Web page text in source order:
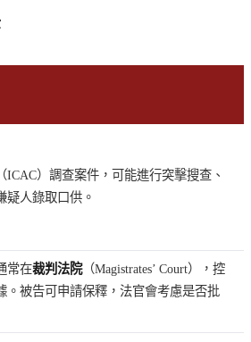
ICAC）調查案件，可能進行突擊搜查、
疑人錄取口供。
常在裁判法院（Magistrates’ Court），控
。被告可申請保釋，法官會考慮是否批